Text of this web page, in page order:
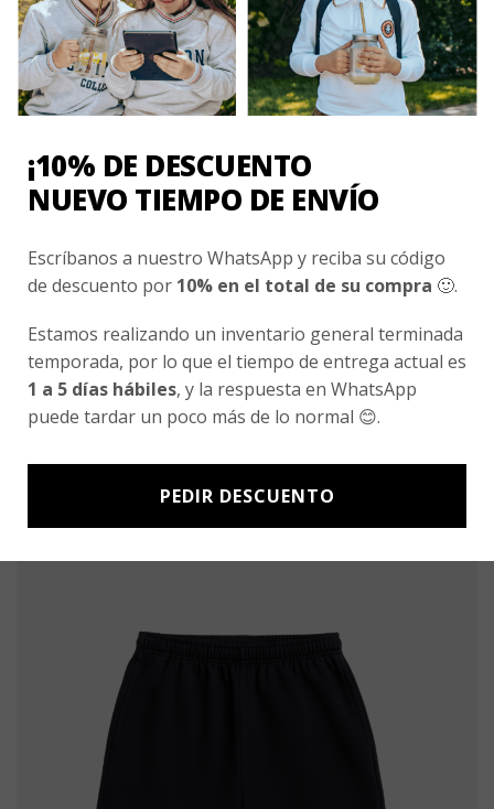
Calza Biker Deportiva Grace College Huechuraba
Valorado
12.990
¡10% DE DESCUENTO
NUEVO TIEMPO DE ENVÍO
Escríbanos a nuestro WhatsApp y reciba su código
de descuento por 10% en el total de su compra 🙂.
Estamos realizando un inventario general terminada
temporada, por lo que el tiempo de entrega actual es
1 a 5 días hábiles, y la respuesta en WhatsApp
puede tardar un poco más de lo normal 😊.
PEDIR DESCUENTO